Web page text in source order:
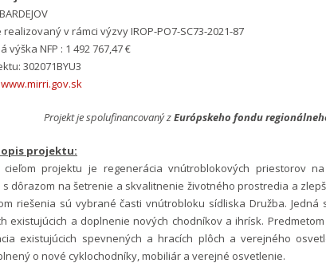
v rámci výzvy IROP-PO7-SC73-2021-87
výška NFP : 1 492 767,47 €
302071BYU3
www.mirri.gov.sk
Projekt je spolufinancovaný zEurópskeho fondu
projektu:
cieľom projektu je regenerácia vnútroblokových priestorov
dôrazom na šetrenie a skvalitnenie životného prostredia a
riešenia sú vybrané časti vnútrobloku sídliska Družba. Jedná
existujúcich a doplnenie nových chodníkov a ihrísk.
existujúcich spevnených a hracích plôch a verejného
o nové cyklochodníky, mobiliár a verejné osvetlenie.